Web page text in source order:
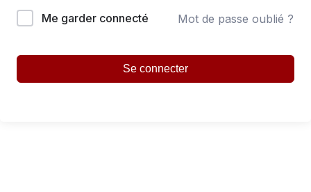
Me garder connecté Mot de passe oublié ?
Se connecter